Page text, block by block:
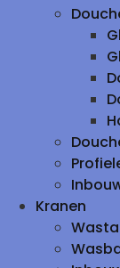
Kranen